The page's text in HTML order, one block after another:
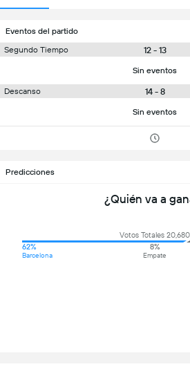
Eventos del partido
Segundo Tiempo
12 - 13
Sin eventos
Descanso 14 - 8
Sin eventos
Predicciones
¿Quién va a
Votos Totales 20,680
62%
Barcelona
8%
Empate